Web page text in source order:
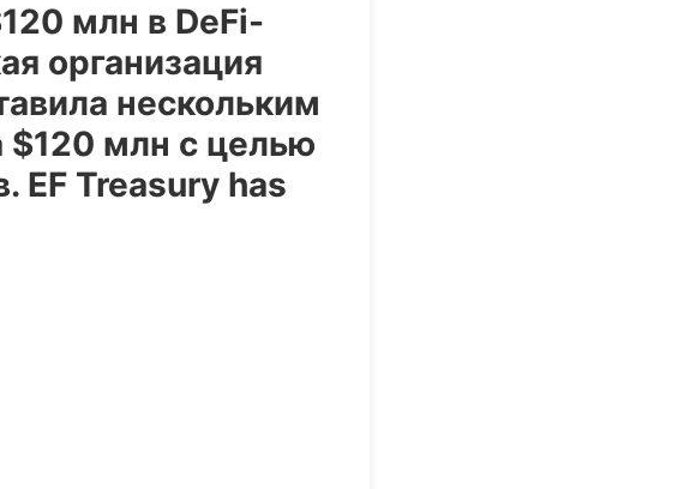
млн в DeFi-
организация
нескольким
$120 млн с целью
EF Treasury has